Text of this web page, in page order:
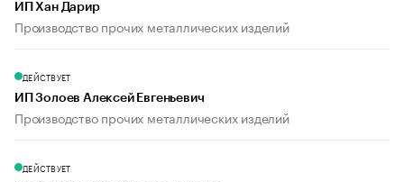
ИП Хан Дарир
Производство прочих металлических изделий
ДЕЙСТВУЕТ
ИП Золоев Алексей Евгеньевич
Производство прочих металлических изделий
ДЕЙСТВУЕТ